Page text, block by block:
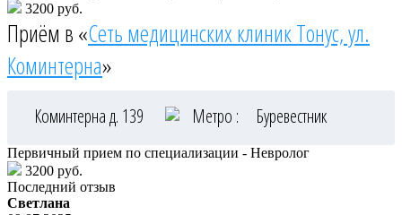
3200 руб.
Приём в «Сеть медицинских клиник Тонус, ул.
Коминтерна»
Коминтерна д. 139 Метро : Буревестник
Первичный прием по специализации - Невролог
3200 руб.
Последний отзыв
Светлана